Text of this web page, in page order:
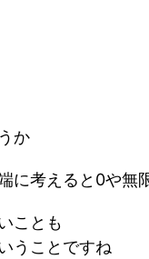
か
に考えると0や無
ことも
うことですね